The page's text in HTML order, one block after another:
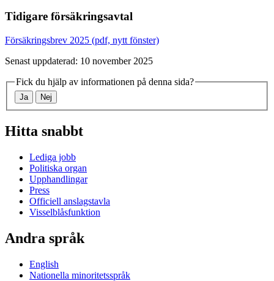
Tidigare försäkringsavtal
Försäkringsbrev 2025 (pdf, nytt fönster)
Senast uppdaterad: 10 november 2025
Fick du hjälp av informationen på denna sida?
Ja Nej
Hitta snabbt
Lediga jobb
Politiska organ
Upphandlingar
Press
Officiell anslagstavla
Visselblåsfunktion
Andra språk
English
Nationella minoritetsspråk